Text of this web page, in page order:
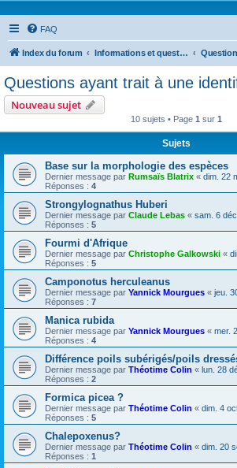
FAQ
Index du forum Informations et questions taxonomiques
Questions ayant trait à une
Nouveau sujet
10 sujets • Page 1 sur 1
Sujets
Base sur la morphologie des espèces
Dernier message par Rumsaïs Blatrix « dim. 22
Réponses : 4
Strongylognathus Huberi
Dernier message par Claude Lebas « sam. 6
Réponses : 5
Fourmi d'Afrique
Dernier message par Christophe Galkowski «
Réponses : 5
Camponotus herculeanus
Dernier message par Yannick Mourgues « jeu.
Réponses : 7
Manica rubida
Dernier message par Yannick Mourgues « mer.
Réponses : 4
Différence poils subérigés/poils
Dernier message par Théotime Colin « lun. 28
Réponses : 2
Formica picea ?
Dernier message par Théotime Colin « dim. 4
Réponses : 5
Chalepoxenus?
Dernier message par Théotime Colin « dim. 20
Réponses : 1